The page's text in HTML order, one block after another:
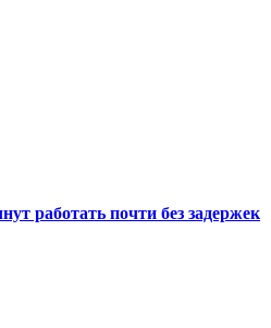
работать почти без задержек